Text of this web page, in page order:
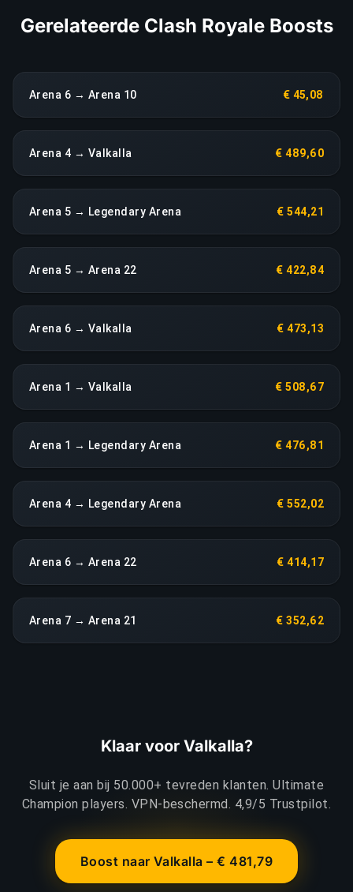
Gerelateerde Clash Royale Boosts
Arena 6 → Arena 10 € 45,08
Arena 4 → Valkalla € 489,60
Arena 5 → Legendary Arena € 544,21
Arena 5 → Arena 22 € 422,84
Arena 6 → Valkalla € 473,13
Arena 1 → Valkalla € 508,67
Arena 1 → Legendary Arena € 476,81
Arena 4 → Legendary Arena € 552,02
Arena 6 → Arena 22 € 414,17
Arena 7 → Arena 21 € 352,62
Klaar voor Valkalla?
Sluit je aan bij 50.000+ tevreden klanten. Ultimate
Champion players. VPN-beschermd. 4,9/5 Trustpilot.
Boost naar Valkalla – € 481,79